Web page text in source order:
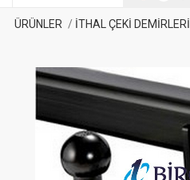
ÜRÜNLER İTHAL ÇEKİ DEMİRLERİ